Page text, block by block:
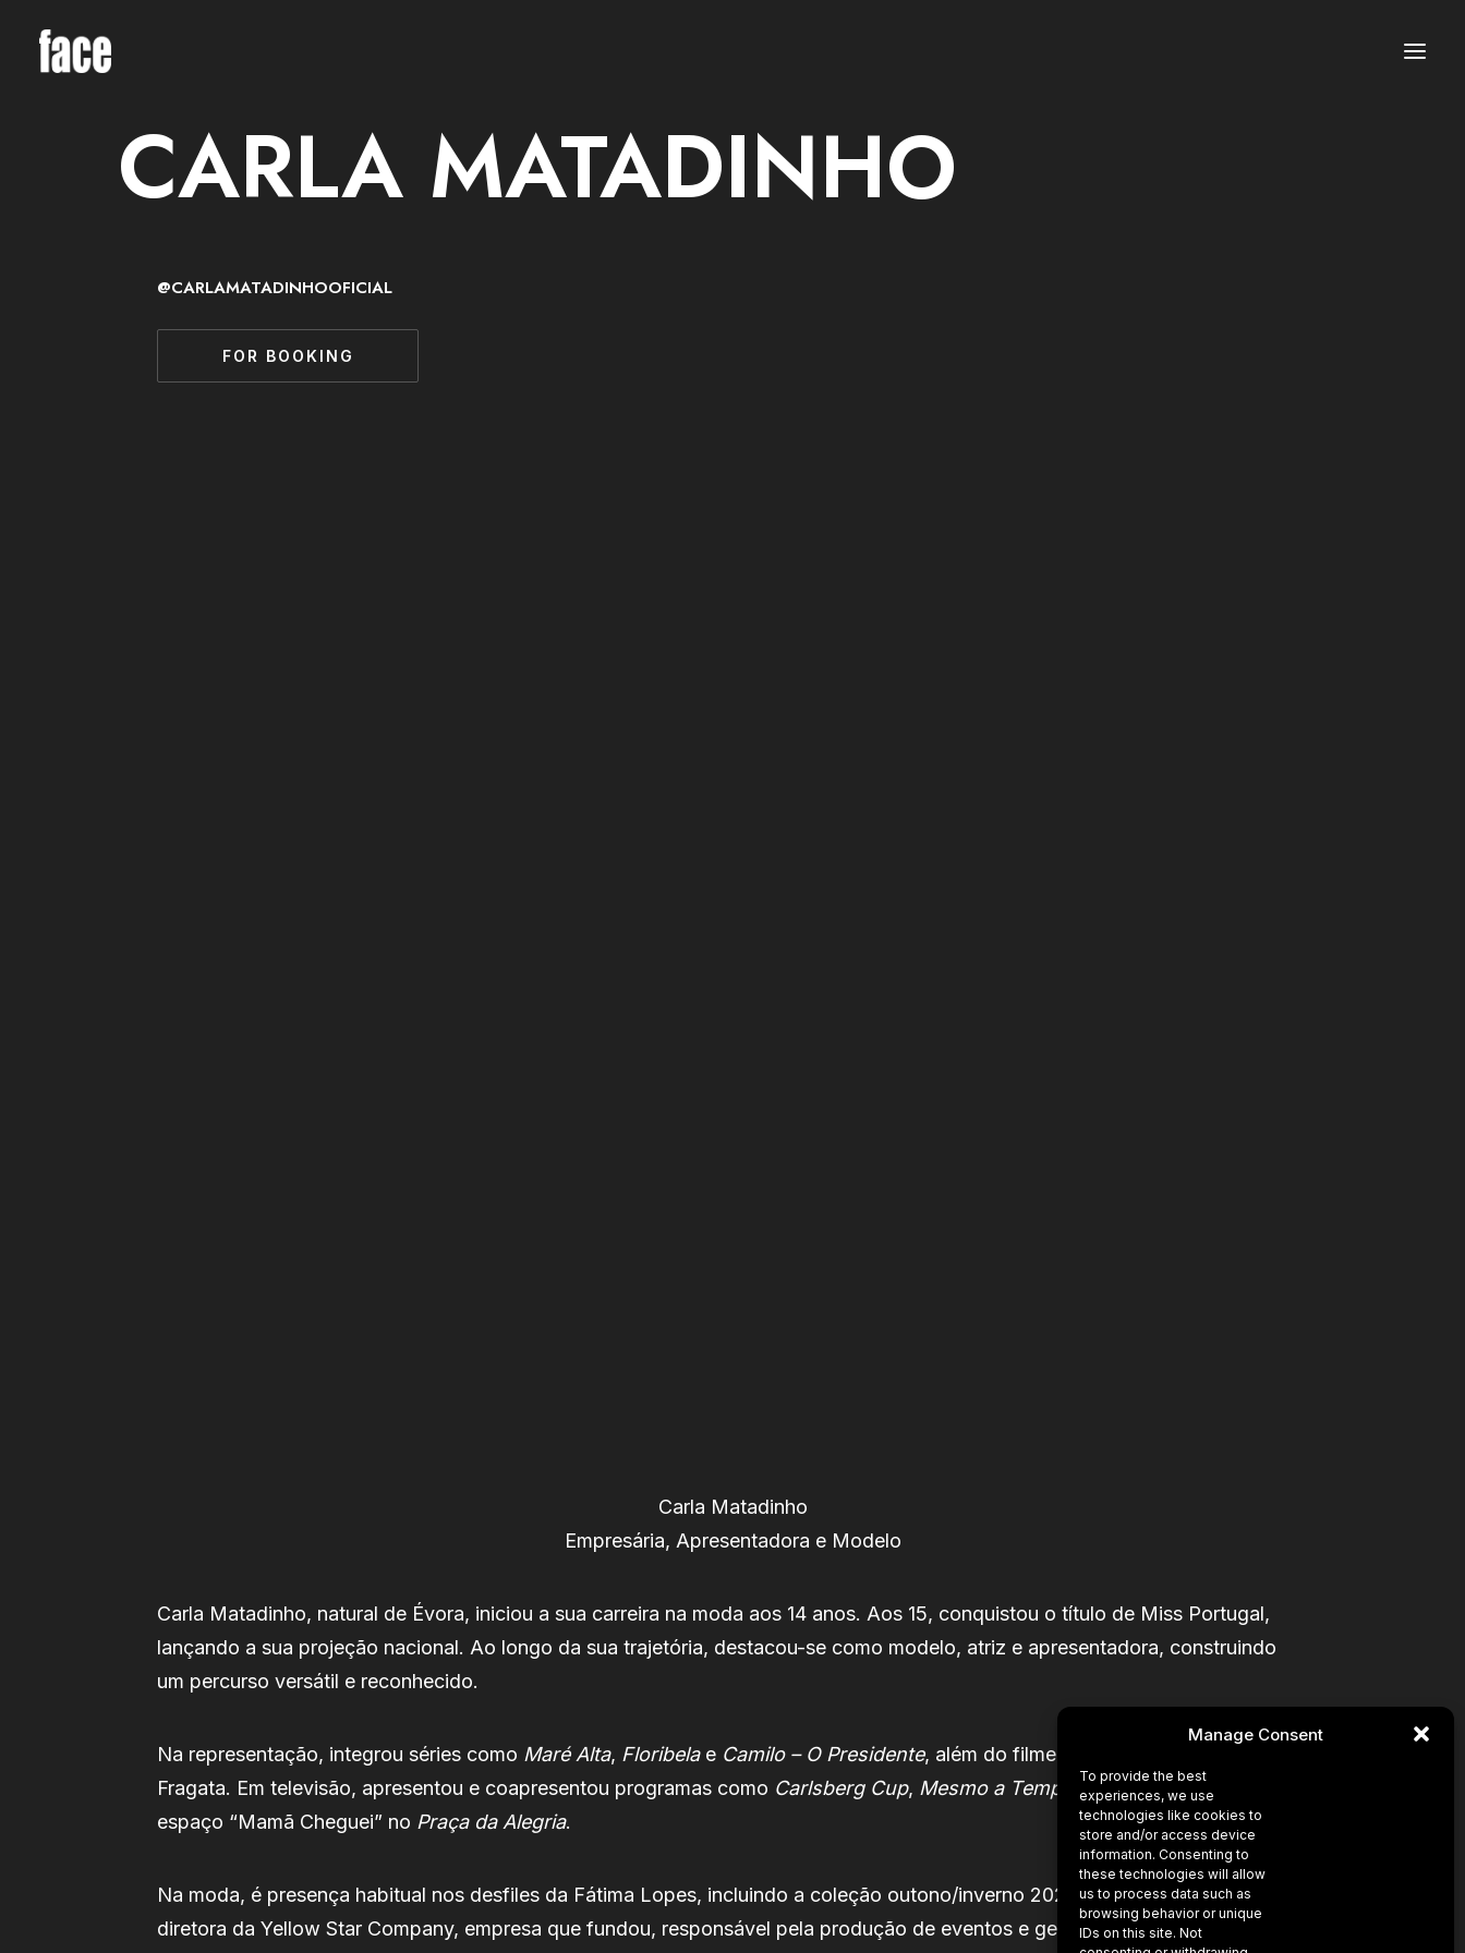
Manage Consent
To provide the best
experiences, we use
technologies like cookies to
store and/or access device
information. Consenting to
these technologies will allow
us to process data such as
browsing behavior or unique
IDs on this site. Not
CARLA MATADINHO
@CARLAMATADINHOOFICIAL
FOR BOOKING
Carla Matadinho
Empresária, Apresentadora e Modelo
Carla Matadinho, natural de Évora, iniciou a sua carreira na moda aos 14 anos. Aos 15, conquistou o título de Miss Portugal,
lançando a sua projeção nacional. Ao longo da sua trajetória, destacou-se como modelo, atriz e apresentadora, construindo
um percurso versátil e reconhecido.
Na representação, integrou séries como Maré Alta, Floribelae Camilo – O Presidente, além do filme
Fragata. Em televisão, apresentou e coapresentou programas como Carlsberg Cup, Mesmo a Tempo ,Novas Direcções
espaço “Mamã Cheguei” no Praça da Alegria.
Na moda, é presença habitual nos desfiles da Fátima Lopes, incluindo a coleção outono/inverno 2025/2026. Atualmente, é
diretora da Yellow Star Company, empresa que fundou, responsável pela produção de eventos e gestão de espaços culturais